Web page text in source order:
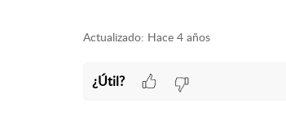
Actualizado: Hace 4 años
¿Útil?